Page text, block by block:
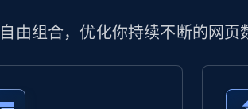
由组合，优化你持续不断的网页